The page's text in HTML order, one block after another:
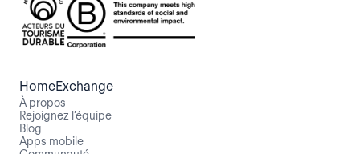
HomeExchange
À propos
Rejoignez l’équipe
Blog
Apps mobile